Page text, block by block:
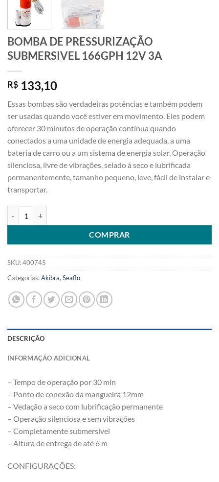
BOMBA DE PRESSURIZAÇÃO
SUBMERSIVEL 166GPH 12V 3A
R$ 133,10
Essas bombas são verdadeiras potências e também podem
ser usadas quando você estiver em movimento. Eles podem
oferecer 30 minutos de operação contínua quando
conectados a uma unidade de energia adequada, a uma
bateria de carro ou a um sistema de energia solar. Operação
silenciosa, livre de vibrações, selado à seco e lubrificada
permanentemente, tamanho pequeno, leve, fácil de instalar e
transportar.
COMPRAR
SKU:400745
Categorias:Akibra, Seaflo
DESCRIÇÃO
INFORMAÇÃO ADICIONAL
– Tempo de operação por 30 min
– Ponto de conexão da mangueira 12mm
– Vedação a seco com lubrificação permanente
– Operação silenciosa e sem vibrações
– Completamente submersível
– Altura de entrega de até 6 m
CONFIGURAÇÕES: